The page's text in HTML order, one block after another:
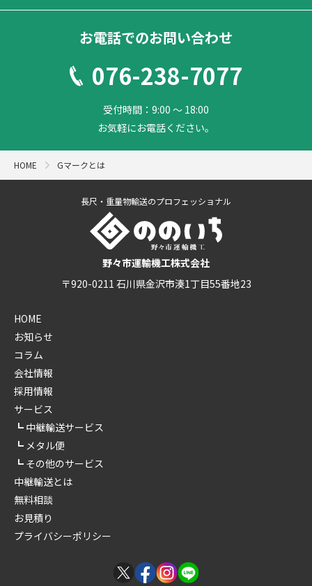
お電話でのお問い合わせ
076-238-7077
受付時間：9:00 ～ 18:00
お気軽にお電話ください。
HOME Gマークとは
長尺・重量物輸送のプロフェッショナル
野々市運輸機工株式会社
〒920-0211 石川県金沢市湊1丁目55番地23
HOME
お知らせ
コラム
会社情報
採用情報
サービス
中継輸送サービス
メタル便
その他のサービス
中継輸送とは
無料相談
お見積り
プライバシーポリシー